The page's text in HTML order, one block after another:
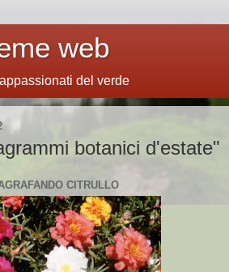
web
del verde
botanici d'estate"
CITRULLO